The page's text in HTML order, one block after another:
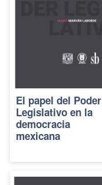
El papel del Poder
Legislativo en la
democracia
mexicana